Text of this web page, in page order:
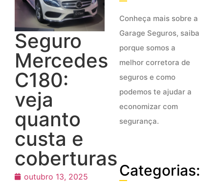
Seguro
Mercedes
C180:
veja
quanto
custa e
coberturas
outubro 13, 2025
Conheça mais sobre a
Garage Seguros, saiba
porque somos a
melhor corretora de
seguros e como
podemos te ajudar a
economizar com
segurança.
Categorias: